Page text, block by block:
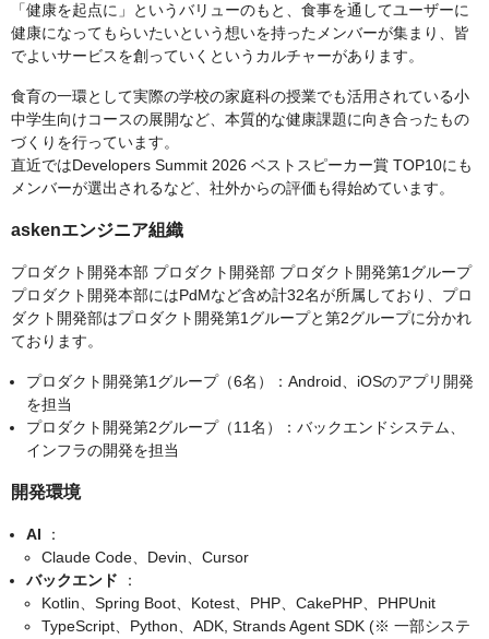
「健康を起点に」というバリューのもと、食事を通してユーザーに
健康になってもらいたいという想いを持ったメンバーが集まり、皆
でよいサービスを創っていくというカルチャーがあります。
食育の一環として実際の学校の家庭科の授業でも活用されている小
中学生向けコースの展開など、本質的な健康課題に向き合ったもの
づくりを行っています。
直近ではDevelopers Summit 2026 ベストスピーカー賞 TOP10にも
メンバーが選出されるなど、社外からの評価も得始めています。
askenエンジニア組織
プロダクト開発本部 プロダクト開発部 プロダクト開発第1グループ
プロダクト開発本部にはPdMなど含め計32名が所属しており、プロ
ダクト開発部はプロダクト開発第1グループと第2グループに分かれ
ております。
プロダクト開発第1グループ（6名）：Android、iOSのアプリ開発
を担当
プロダクト開発第2グループ（11名）：バックエンドシステム、
インフラの開発を担当
開発環境
AI ：
Claude Code、Devin、Cursor
バックエンド ：
Kotlin、Spring Boot、Kotest、PHP、CakePHP、PHPUnit
TypeScript、Python、ADK, Strands Agent SDK (※ 一部システ